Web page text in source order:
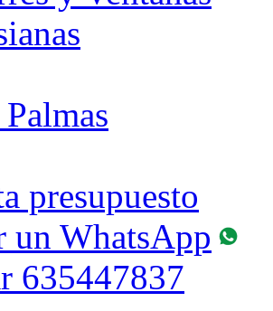
presupuesto
un WhatsApp
635447837